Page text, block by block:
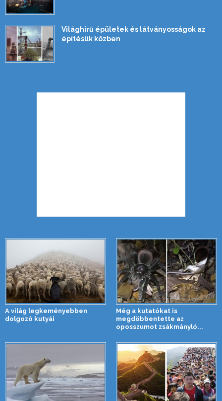
Világhírű épületek és látványosságok az
építésük közben
A világ legkeményebben
dolgozó kutyái
Még a kutatókat is
megdöbbentette az
oposszumot zsákmányló...